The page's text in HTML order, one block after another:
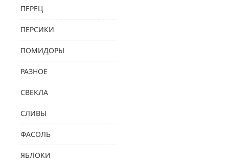
ПЕРЕЦ
ПЕРСИКИ
ПОМИДОРЫ
РАЗНОЕ
СВЕКЛА
СЛИВЫ
ФАСОЛЬ
ЯБЛОКИ